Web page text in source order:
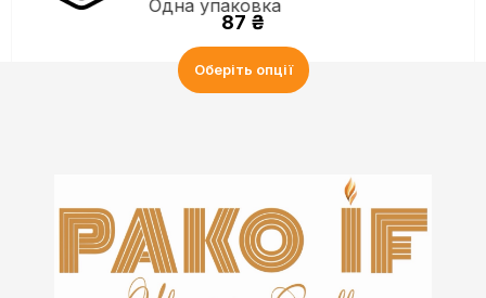
87 ₴
Оберіть опції
Одна упаковка